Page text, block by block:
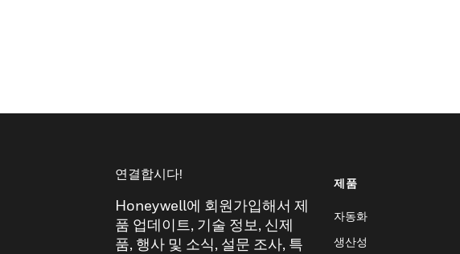
연결합시다!
Honeywell에 회원가입해서 제
품 업데이트, 기술 정보, 신제
품, 행사 및 소식, 설문 조사, 특
제품
자동화
생산성